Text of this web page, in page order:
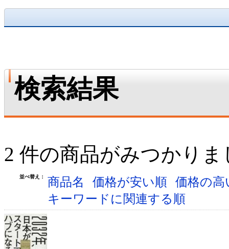
検索結果
2 件の商品がみつかりま
並べ替え： 商品名 価格が安い順 価格の
キーワードに関連する順